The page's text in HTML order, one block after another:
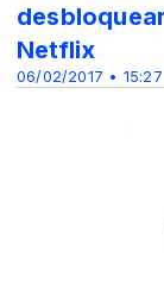
06/02/2017 • 15:27
Netflix